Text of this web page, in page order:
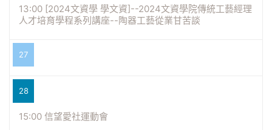
13:00 [2024文資學 學文資]--2024文資學院傳統工藝經理
人才培育學程系列講座--陶器工藝從業甘苦談
27
28
15:00 信望愛社運動會